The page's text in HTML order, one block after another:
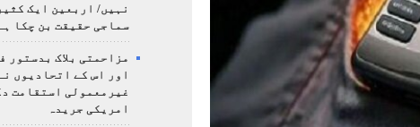
نہیں/ اربعین ایک
سماجی حقیقت بن چکا
مزاحمتی بلاک بدستور
اور اس کے اتحادیوں
غیرمعمولی استقامت
امریکی جریدہ